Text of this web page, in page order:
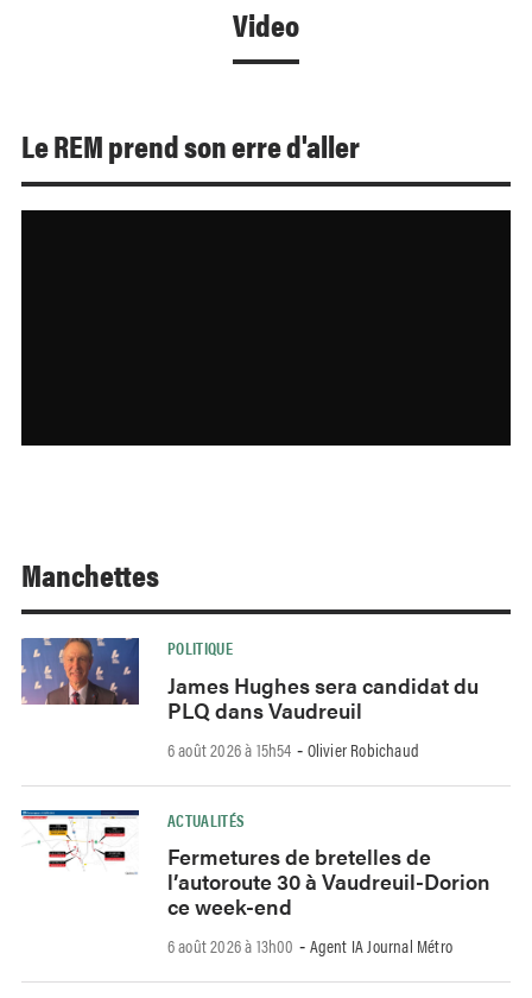
Video
Le REM prend son erre d'aller
Manchettes
POLITIQUE
James Hughes sera candidat du
PLQ dans Vaudreuil
6 août 2026 à 15h54 - Olivier Robichaud
ACTUALITÉS
Fermetures de bretelles de
l’autoroute 30 à Vaudreuil-Dorion
ce week-end
6 août 2026 à 13h00 - Agent IA Journal Métro